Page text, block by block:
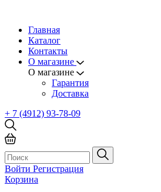
Главная
Каталог
Контакты
О магазине
О магазине
Гарантия
Доставка
+ 7 (4912) 93-78-09
Войти Регистрация
Корзина